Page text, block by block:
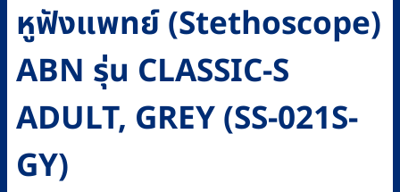
หูฟังแพทย์ (Stethoscope)
ABN รุ่น CLASSIC-S
ADULT, GREY (SS-021S-
GY)